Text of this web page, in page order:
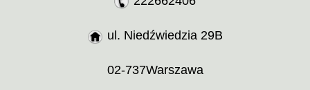
ul. Niedźwiedzia 29B
02-737Warszawa